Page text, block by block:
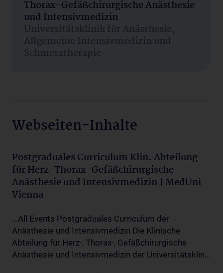
Thorax-Gefäßchirurgische Anästhesie
und Intensivmedizin
Universitätsklinik für Anästhesie,
Allgemeine Intensivmedizin und
Schmerztherapie
Webseiten-Inhalte
Postgraduales Curriculum Klin. Abteilung
für Herz-Thorax-Gefäßchirurgische
Anästhesie und Intensivmedizin | MedUni
Vienna
...All Events Postgraduales Curriculum der
Anästhesie und Intensivmedizin Die Klinische
Abteilung für Herz-, Thorax-, Gefäßchirurgische
Anästhesie und Intensivmedizin der Universitätsklin...